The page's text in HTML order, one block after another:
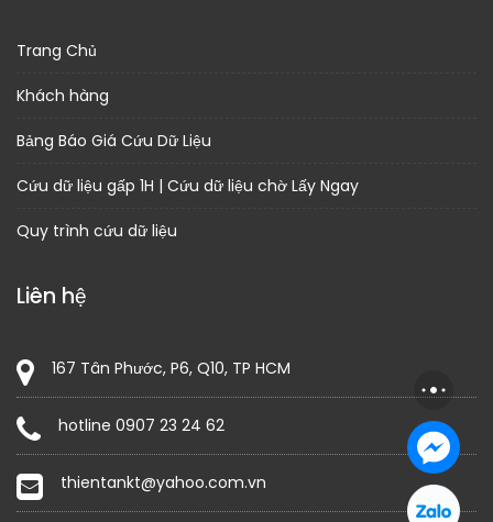
Trang Chủ
Khách hàng
Bảng Báo Giá Cứu Dữ Liệu
Cứu dữ liệu gấp 1H | Cứu dữ liệu chờ Lấy Ngay
Quy trình cứu dữ liệu
Liên hệ
167 Tân Phước, P6, Q10, TP HCM
hotline 0907 23 24 62
thientankt@yahoo.com.vn